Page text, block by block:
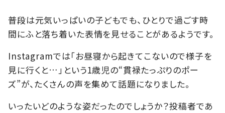
普段は元気いっぱいの子どもでも、ひとりで過ごす時
間にふと落ち着いた表情を見せることがあるようです。
Instagramでは「お昼寝から起きてこないので様子を
見に行くと…」という1歳児の“貫禄たっぷりのポー
ズ”が、たくさんの声を集めて話題になりました。
いったいどのような姿だったのでしょうか？投稿者であ